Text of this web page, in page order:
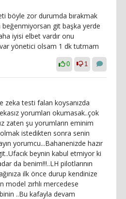
böyle zor durumda bırakmak
git başka yerde
iyisi elbet vardır onu
yönetici olsam 1 dk tutmam
0 1
zeka testi falan koysanızda
yorumları okumasak..çok
zaten şu yorumların eminim
istedikten sonra senin
yorumcu...Bahanenizde hazır
beynin kabul etmiyor ki
da benim!!!..LH pilotlarının
ilk önce durup kendinize
model zırhlı mercedese
..Bu kafayla devam